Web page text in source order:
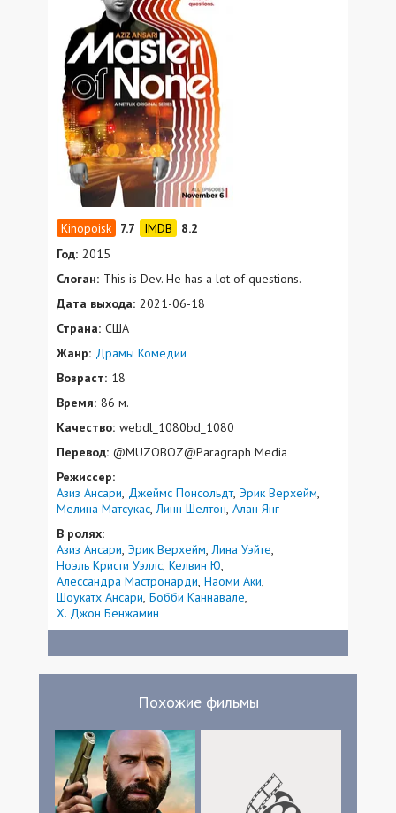
7.7
8.2
Год: 2015
Слоган: This is Dev. He has a lot of questions.
Дата выхода: 2021-06-18
Страна: США
Жанр: Драмы Комедии
Возраст: 18
Время: 86 м.
Качество: webdl_1080bd_1080
Перевод: @MUZOBOZ@Paragraph Media
Режиссер:
Азиз Ансари Джеймс Понсольдт Эрик Верхейм
Мелина Матсукас Линн Шелтон Алан Янг
В ролях:
Азиз Ансари Эрик Верхейм Лина Уэйте
Ноэль Кристи Уэллс Келвин Ю
Алессандра Мастронарди Наоми Аки
Шоукатх Ансари Бобби Каннавале
Х. Джон Бенжамин
Похожие фильмы